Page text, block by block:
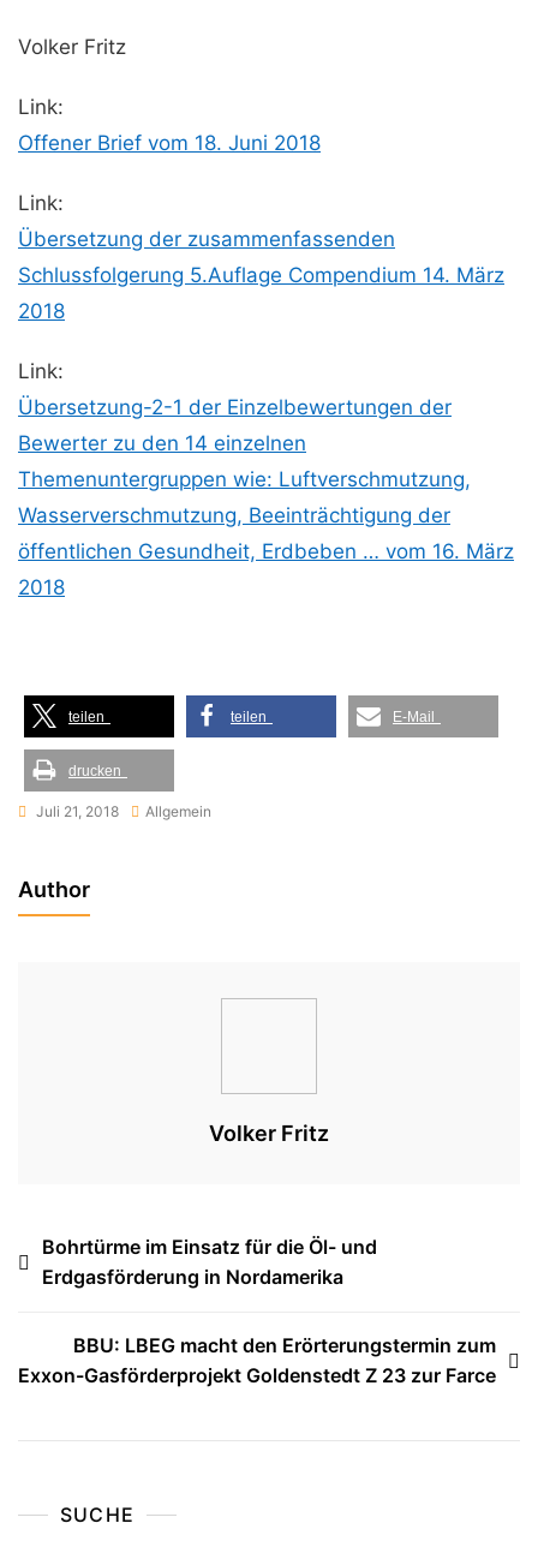
Volker Fritz
Link:
Offener Brief vom 18. Juni 2018
Link:
Übersetzung der zusammenfassenden
Schlussfolgerung 5.Auflage Compendium 14. März
2018
Link:
Übersetzung-2-1 der Einzelbewertungen der
Bewerter zu den 14 einzelnen
Themenuntergruppen wie: Luftverschmutzung,
Wasserverschmutzung, Beeinträchtigung der
öffentlichen Gesundheit, Erdbeben … vom 16. März
2018
teilen teilen E-Mail
drucken
Juli 21, 2018 Allgemein
Author
Volker Fritz
Beitragsnavigation
Bohrtürme im Einsatz für die Öl- und
Erdgasförderung in Nordamerika
BBU: LBEG macht den Erörterungstermin zum
Exxon-Gasförderprojekt Goldenstedt Z 23 zur Farce
SUCHE